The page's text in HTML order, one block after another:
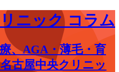
ニック コラム
、AGA・薄毛・育
古屋中央クリニッ